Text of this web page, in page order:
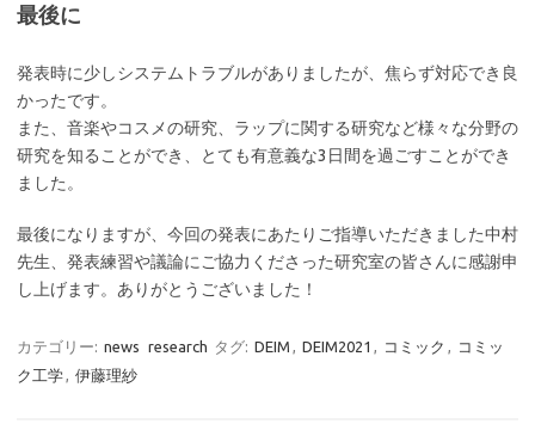
最後に
発表時に少しシステムトラブルがありましたが、焦らず対応でき良
かったです。
また、音楽やコスメの研究、ラップに関する研究など様々な分野の
研究を知ることができ、とても有意義な3日間を過ごすことができ
ました。
最後になりますが、今回の発表にあたりご指導いただきました中村
先生、発表練習や議論にご協力くださった研究室の皆さんに感謝申
し上げます。ありがとうございました！
カテゴリー: news research タグ: DEIM , DEIM2021 , コミック , コミッ
ク工学, 伊藤理紗